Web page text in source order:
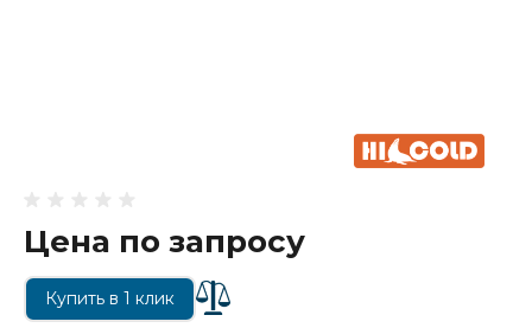
Цена по запросу
Купить в 1 клик